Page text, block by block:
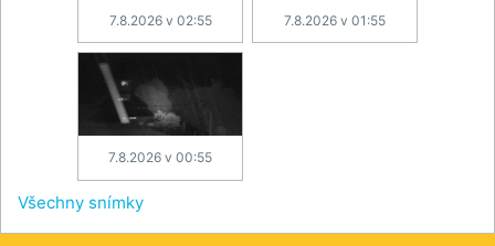
7.8.2026 v 02:55 7.8.2026 v 01:55
7.8.2026 v 00:55
Všechny snímky